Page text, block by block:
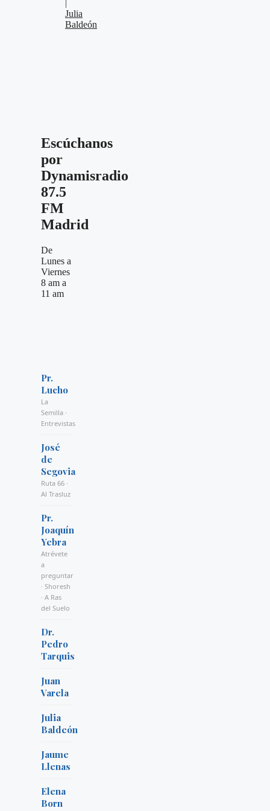
|
Julia
Baldeón
Escúchanos
por
Dynamisradio
87.5
FM
Madrid
De
Lunes a
Viernes
8 am a
11 am
Pr.
Lucho
La
Semilla ·
Entrevistas
José
de
Segovia
Ruta 66 ·
Al Trasluz
Pr.
Joaquín
Yebra
Atrévete
a
preguntar
· Shoresh
· A Ras
del Suelo
Dr.
Pedro
Tarquis
Juan
Varela
Julia
Baldeón
Jaume
Llenas
Elena
Born